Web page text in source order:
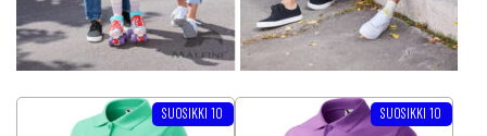
SUOSIKKI 10
Tällä tuotteella on useampi muunnelma. Voit tehdä valinnat
SUOSIKKI 10
Tällä tuotteella on useampi